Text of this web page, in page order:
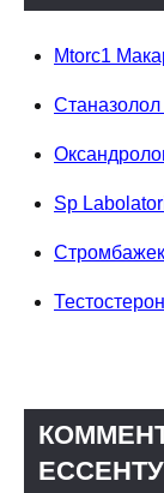
Mtorc1
Sp